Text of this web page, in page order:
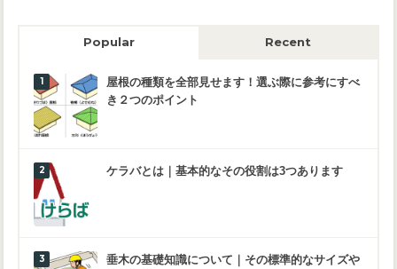
Popular Recent
屋根の種類を全部見せます！選ぶ際に参考にすべ
き２つのポイント
ケラバとは｜基本的なその役割は3つあります
垂木の基礎知識について｜その標準的なサイズや